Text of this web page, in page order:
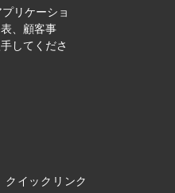
リケーショ
、顧客事
してくださ
クイックリンク